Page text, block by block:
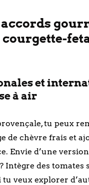
et
à air
tu peux
de chèvre frais et
Envie d’une version
Intègre des tomates
tu veux explorer